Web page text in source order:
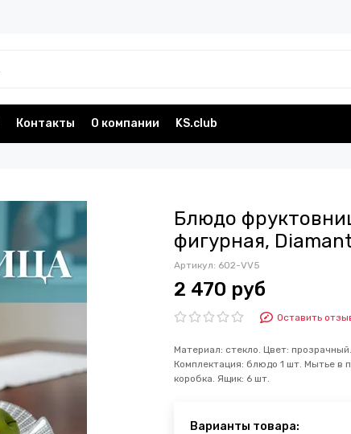
Контакты О компании KS.club
Блюдо
фигурная,
Артикул: 602-VV5
2 470 руб
Оставить
Материал: стекло. Цвет:
Комплектация: блюдо 1 шт. Мытье в
коробка. Ящик: 6 шт.
Варианты товара: